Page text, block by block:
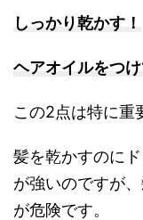
しっかり乾かす！
ヘアオイルをつけ
この2点は特に重
髪を乾かすのに
が強いのですが
が危険です。